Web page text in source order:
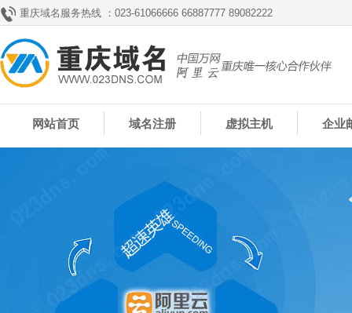
重庆域名服务热线 ：023-61066666 66887777 89082222
网站首页 域名注册 虚拟主机 企业